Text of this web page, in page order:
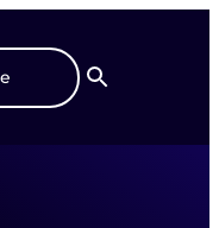
Recherche